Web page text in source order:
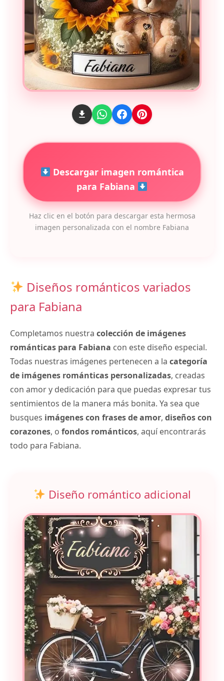
Descargar imagen romántica
para Fabiana
Haz clic en el botón para descargar esta hermosa
imagen personalizada con el nombre Fabiana
Diseños románticos variados
para Fabiana
Completamos nuestra colección de imágenes
románticas para Fabiana con este diseño especial.
Todas nuestras imágenes pertenecen a la categoría
de imágenes románticas personalizadas, creadas
con amor y dedicación para que puedas expresar tus
sentimientos de la manera más bonita. Ya sea que
busques imágenes con frases de amor, diseños con
corazones, o fondos románticos, aquí encontrarás
todo para Fabiana.
Diseño romántico adicional